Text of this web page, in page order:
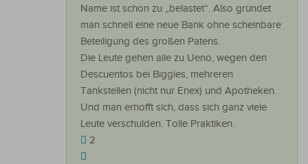
Name ist schon zu „belastet“. Also gründet
man schnell eine neue Bank ohne scheinbare
Beteiligung des großen Patens.
Die Leute gehen alle zu Ueno, wegen den
Descuentos bei Biggies, mehreren
Tankstellen (nicht nur Enex) und Apotheken.
Und man erhofft sich, dass sich ganz viele
Leute verschulden. Tolle Praktiken.
2